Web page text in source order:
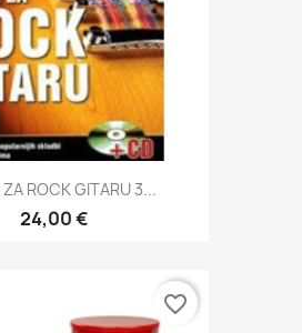
ZA ROCK GITARU 3...
24,00 €
favorite_border